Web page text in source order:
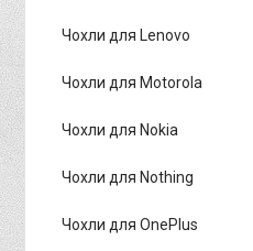
Чохли для Lenovo
Чохли для Motorola
Чохли для Nokia
Чохли для Nothing
Чохли для OnePlus